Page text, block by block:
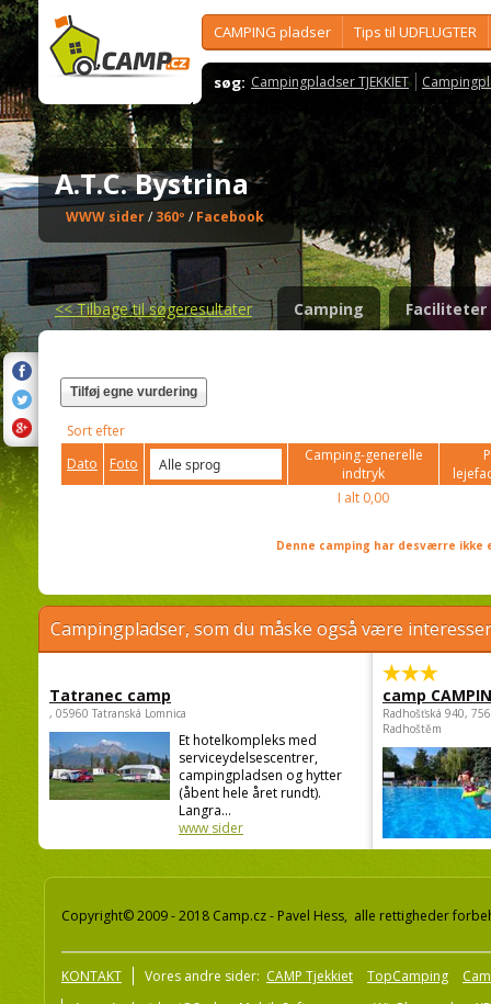
CAMPING pladser Tips til UDFLUGTER
søg: Campingpladser TJEKKIET
A.T.C. Bystrina
WWW sider/360º / Facebook
<<Tilbage til søgeresultater Camping Faciliteter
Tilføj egne vurdering
Sort efter
Dato
Foto
Camping-generelle
indtryk
I alt 0,00
Denne camping har desværre
Campingpladser, som du måske også være
Tatranec camp
, 05960 Tatranská Lomnica
Et hotelkompleks med
serviceydelsescentrer,
campingpladsen og hytter
(åbent hele året rundt).
Langra...
www sider
camp
Radhošťská 940,
Radhoštěm
Copyright© 2009 - 2018 Camp.cz - Pavel Hess, alle rettigheder
KONTAKT Vores andre sider: CAMP Tjekkiet TopCamping